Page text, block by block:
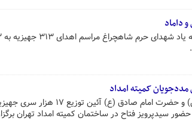
بمناسبت ولادت حضرت رسول اکرم (ص) و
سیدپرویز فتاح در ساختمان کمیته امداد تهران